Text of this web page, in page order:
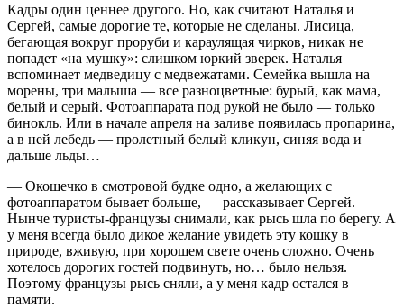
Кадры один ценнее другого. Но, как считают Наталья и
Сергей, самые дорогие те, которые не сделаны. Лисица,
бегающая вокруг проруби и караулящая чирков, никак не
попадет «на мушку»: слишком юркий зверек. Наталья
вспоминает медведицу с медвежатами. Семейка вышла на
морены, три малыша — все разноцветные: бурый, как мама,
белый и серый. Фотоаппарата под рукой не было — только
бинокль. Или в начале апреля на заливе появилась пропарина,
а в ней лебедь — пролетный белый кликун, синяя вода и
дальше льды…
— Окошечко в смотровой будке одно, а желающих с
фотоаппаратом бывает больше, — рассказывает Сергей. —
Нынче туристы-французы снимали, как рысь шла по берегу. А
у меня всегда было дикое желание увидеть эту кошку в
природе, вживую, при хорошем свете очень сложно. Очень
хотелось дорогих гостей подвинуть, но… было нельзя.
Поэтому французы рысь сняли, а у меня кадр остался в
памяти.